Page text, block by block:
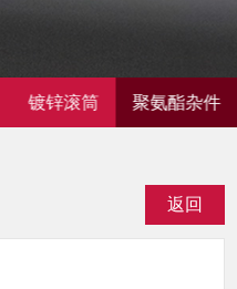
镀锌滚筒 聚氨酯杂件
返回